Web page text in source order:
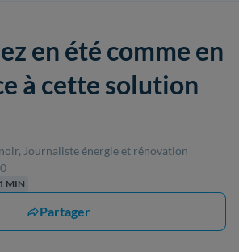
en été comme en
à cette solution
Journaliste énergie et rénovation
MIN
Partager